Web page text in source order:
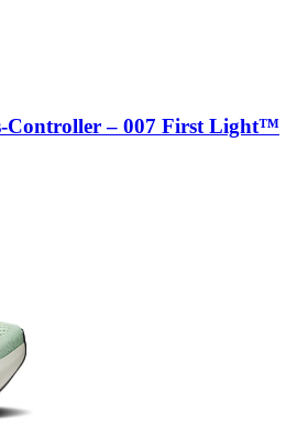
Controller – 007 First Light™